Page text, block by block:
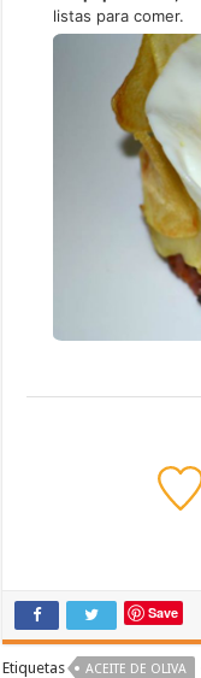
listas para comer.
Save
Etiquetas ACEITE DE OLIVA